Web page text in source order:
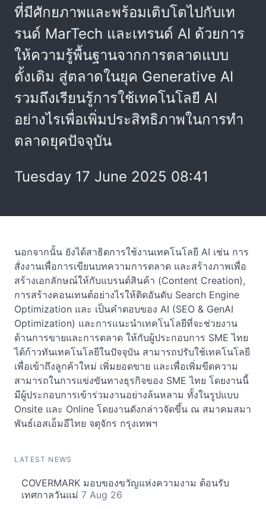
ที่มีศักยภาพและพร้อมเติบโตไปกับเท
รนด์ MarTech และเทรนด์ AI ด้วยการ
ให้ความรู้พื้นฐานจากการตลาดแบบ
ดั้งเดิม สู่ตลาดในยุค Generative AI
รวมถึงเรียนรู้การใช้เทคโนโลยี AI
อย่างไรเพื่อเพิ่มประสิทธิภาพในการทำ
ตลาดยุคปัจจุบัน
Tuesday 17 June 2025 08:41
นอกจากนั้น ยังได้สาธิตการใช้งานเทคโนโลยี AI เช่น การ
สั่งงานเพื่อการเขียนบทความการตลาด และสร้างภาพเพื่อ
สร้างเอกลักษณ์ให้กับแบรนด์สินค้า (Content Creation),
การสร้างคอนเทนต์อย่างไรให้ติดอันดับ Search Engine
Optimization และ เป็นคำตอบของ AI (SEO & GenAI
Optimization) และการแนะนำเทคโนโลยีที่จะช่วยงาน
ด้านการขายและการตลาด ให้กับผู้ประกอบการ SME ไทย
ได้ก้าวทันเทคโนโลยีในปัจจุบัน สามารถปรับใช้เทคโนโลยี
เพื่อเข้าถึงลูกค้าใหม่ เพิ่มยอดขาย และเพื่อเพิ่มขีดความ
สามารถในการแข่งขันทางธุรกิจของ SME ไทย โดยงานนี้
มีผู้ประกอบการเข้าร่วมงานอย่างล้นหลาม ทั้งในรูปแบบ
Onsite และ Online โดยงานดังกล่าวจัดขึ้น ณ สมาคมสมา
พันธ์เอสเอ็มอีไทย จตุจักร กรุงเทพฯ
LATEST NEWS
COVERMARK มอบของขวัญแห่งความงาม ต้อนรับ
เทศกาลวันแม่ 7 Aug 26